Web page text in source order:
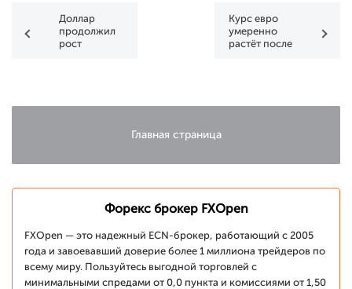
Доллар
продолжил
рост
Курс евро
умеренно
растёт после
Главная страница
Форекс брокер FXOpen
FXOpen — это надежный ECN-брокер, работающий с 2005
года и завоевавший доверие более 1 миллиона трейдеров по
всему миру. Пользуйтесь выгодной торговлей с
минимальными спредами от 0,0 пункта и комиссиями от 1,50